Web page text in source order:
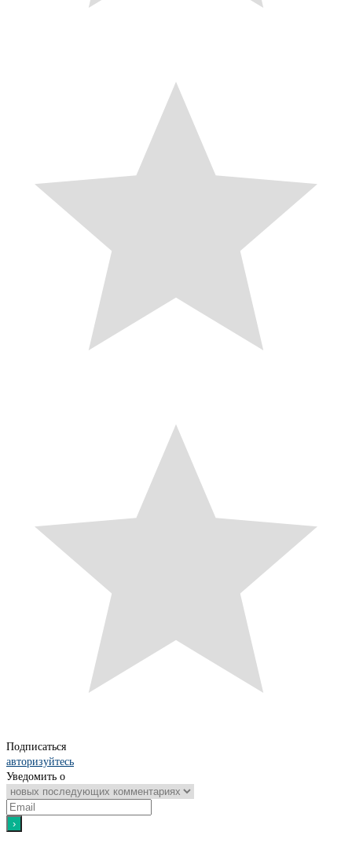
Подписаться
авторизуйтесь
Уведомить о